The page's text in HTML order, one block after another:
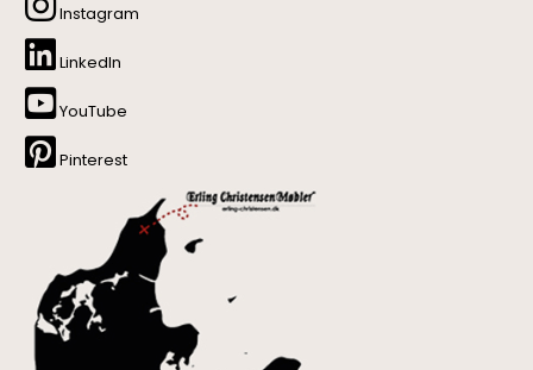
Instagram
LinkedIn
YouTube
Pinterest